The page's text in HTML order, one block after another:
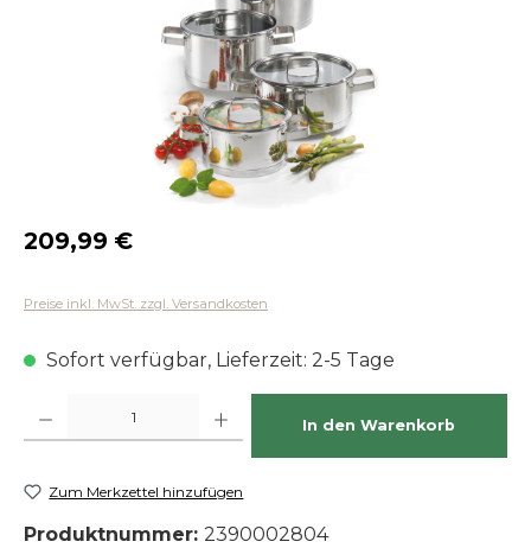
Regulärer Preis:
209,99 €
Preise inkl. MwSt. zzgl. Versandkosten
Sofort verfügbar, Lieferzeit: 2-5 Tage
In den Warenkorb
Zum Merkzettel hinzufügen
Produktnummer: 2390002804